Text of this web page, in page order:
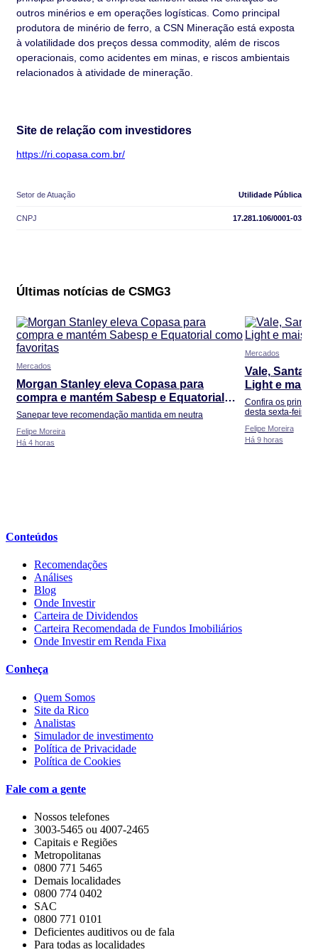
outros minérios e em operações logísticas. Como principal
produtora de minério de ferro, a CSN Mineração está exposta
à volatilidade dos preços dessa commodity, além de riscos
operacionais, como acidentes em minas, e riscos ambientais
relacionados à atividade de mineração.
Site de relação com investidores
https://ri.copasa.com.br/
Setor de Atuação Utilidade Pública
CNPJ 17.281.106/0001-03
Últimas notícias de CSMG3
Mercados
Morgan Stanley eleva Copasa para
compra e mantém Sabesp e Equatorial
como favoritas
Sanepar teve recomendação mantida em neutra
Felipe Moreira
Há 4 horas
Mercados
Vale,
Light e mais
Confira os
desta sexta-feira
Felipe Moreira
Há 9 horas
Conteúdos
Recomendações
Análises
Blog
Onde Investir
Carteira de Dividendos
Carteira Recomendada de Fundos Imobiliários
Onde Investir em Renda Fixa
Conheça
Quem Somos
Site da Rico
Analistas
Simulador de investimento
Política de Privacidade
Política de Cookies
Fale com a gente
Nossos telefones
3003-5465 ou 4007-2465
Capitais e Regiões
Metropolitanas
0800 771 5465
Demais localidades
0800 774 0402
SAC
0800 771 0101
Deficientes auditivos ou de fala
Para todas as localidades